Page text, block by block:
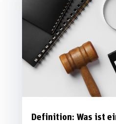
Definition: Was ist